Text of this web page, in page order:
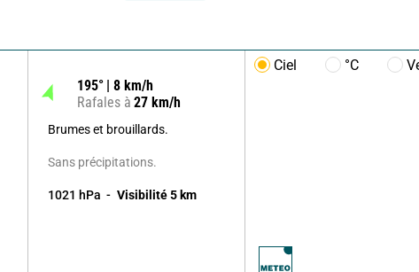
195° 8 km/h
Rafales à 27 km/h
Brumes et brouillards.
Sans précipitations.
1021 hPa Visibilité 5 km
Ciel °C